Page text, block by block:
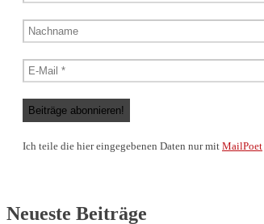
Ich teile die hier eingegebenen Daten nur mit MailPoet
Neueste Beiträge